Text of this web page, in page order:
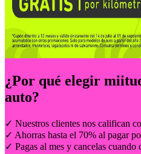
¿Por qué elegir
auto?
✓ Nuestros clientes nos califican
✓ Ahorras hasta el 70% al pagar
✓ Pagas al mes y cancelas cuando